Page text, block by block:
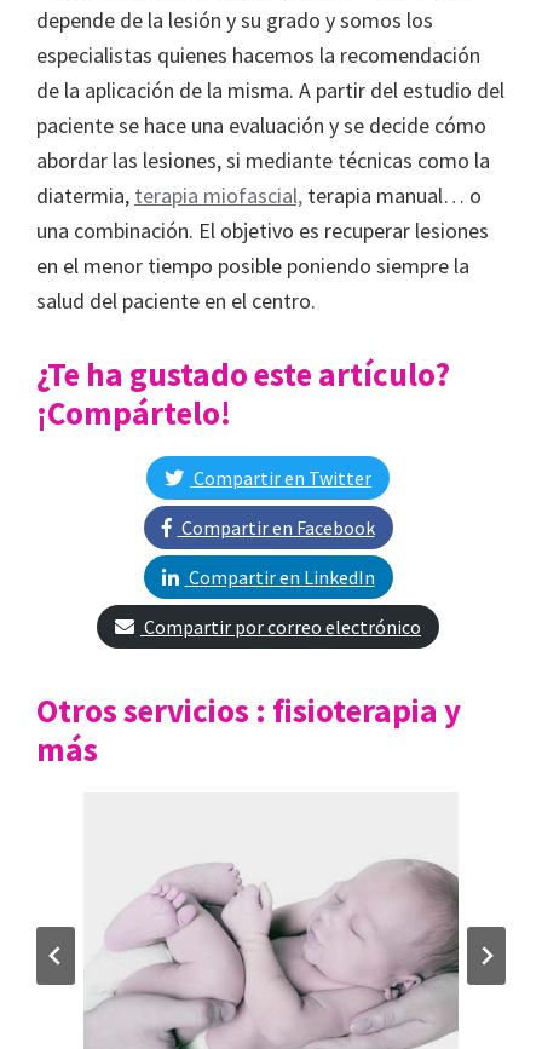
depende de la lesión y su grado y somos los
especialistas quienes hacemos la recomendación
de la aplicación de la misma. A partir del estudio del
paciente se hace una evaluación y se decide cómo
abordar las lesiones, si mediante técnicas como la
diatermia, terapia miofascial, terapia manual… o
una combinación. El objetivo es recuperar lesiones
en el menor tiempo posible poniendo siempre la
salud del paciente en el centro.
¿Te ha gustado este artículo?
¡Compártelo!
Compartir en Twitter
Compartir en Facebook
Compartir en LinkedIn
Compartir por correo electrónico
Otros servicios : fisioterapia y
más